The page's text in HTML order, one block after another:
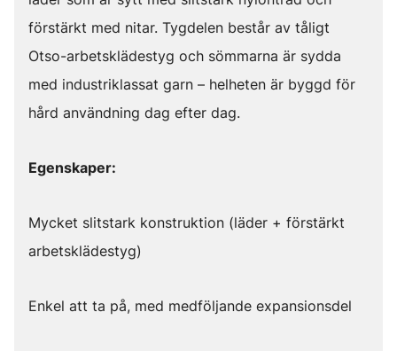
förstärkt med nitar. Tygdelen består av tåligt
Otso-arbetsklädestyg och sömmarna är sydda
med industriklassat garn – helheten är byggd för
hård användning dag efter dag.
Egenskaper:
Mycket slitstark konstruktion (läder + förstärkt
arbetsklädestyg)
Enkel att ta på, med medföljande expansionsdel